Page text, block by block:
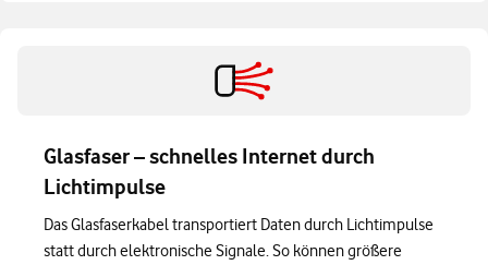
Glasfaser – schnelles Internet durch
Lichtimpulse
Das Glasfaserkabel transportiert Daten durch Lichtimpulse
statt durch elektronische Signale. So können größere